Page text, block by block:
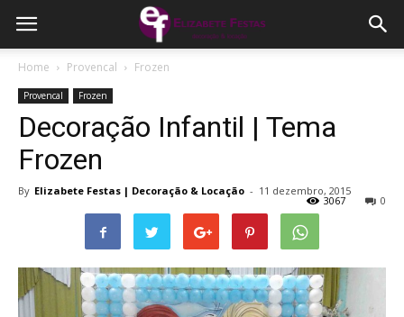
Home Provencal Frozen
Provencal Frozen
Decoração Infantil | Tema
Frozen
By Elizabete Festas | Decoração & Locação - 11 dezembro, 2015
0
3067